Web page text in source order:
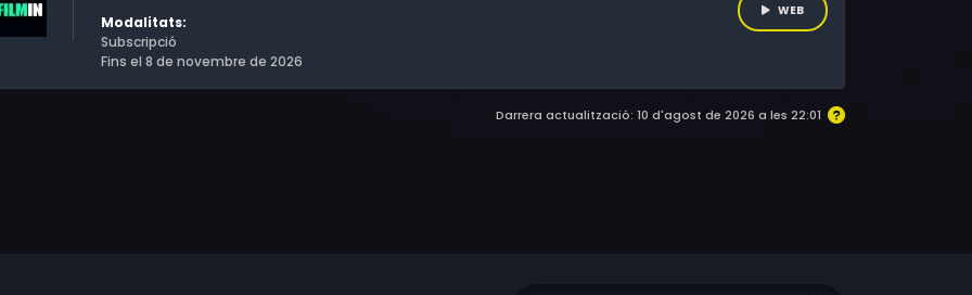
Modalitats:
Subscripció
Fins el 8 de novembre de 2026
WEB
Darrera actualització: 10 d'agost de 2026 a les 22:01